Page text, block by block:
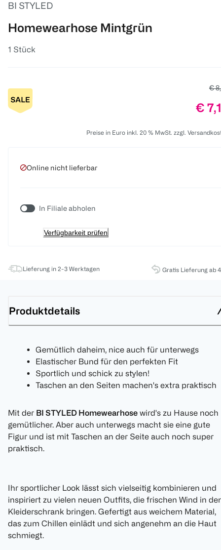
BI STYLED
Homewearhose Mintgrün
1 Stück
€
€
Preise in Euro inkl. 20 % MwSt. zzgl.
Online nicht lieferbar
In Filiale abholen
Verfügbarkeit prüfen
Lieferung in 2-3 Werktagen Gratis Lieferung ab
Produktdetails
Gemütlich daheim, nice auch für unterwegs
Elastischer Bund für den perfekten Fit
Sportlich und schick zu stylen!
Taschen an den Seiten machen's extra praktisch
Mit der BI STYLED Homewearhose wird's zu Hause noch
gemütlicher. Aber auch unterwegs macht sie eine gute
Figur und ist mit Taschen an der Seite auch noch super
praktisch.
Ihr sportlicher Look lässt sich vielseitig kombinieren und
inspiriert zu vielen neuen Outfits, die frischen Wind in
Kleiderschrank bringen. Gefertigt aus weichem Material,
das zum Chillen einlädt und sich angenehm an die Haut
schmiegt.